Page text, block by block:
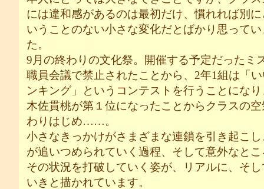
には違和感があるのは最初だけ、慣れれば別
いうことのない小さな変化だとばかり思って
た。
9月の終わりの文化祭。開催する予定だったミ
職員会議で禁止されたことから、2年1組は「
ンキング」というコンテストを行うことにな
木佐貫桃が第１位になったことからクラスの
わりはじめ……。
小さなきっかけがさまざまな連鎖を引き起こ
が追いつめられていく過程、そして意外なと
その状況を打破していく姿が、リアルに、そ
いきと描かれています。